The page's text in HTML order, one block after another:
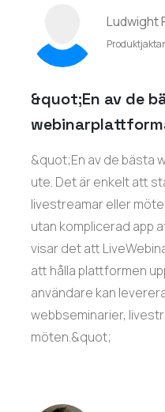
Ludwight
&quot;En av de
&quot;En av de bästa
ute. Det är enkelt att
livestreamar eller
utan komplicerad app
visar det att
att hålla plattformen
användare kan
webbseminarier,
möten.&quot;